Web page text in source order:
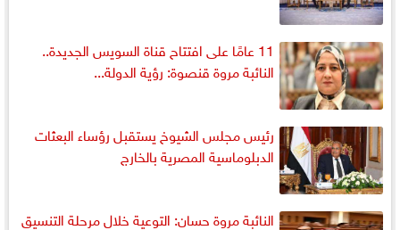
11 عامًا على افتتاح قناة السويس الجديدة..
النائبة مروة قنصوة: رؤية الدولة...
رئيس مجلس الشيوخ يستقبل رؤساء البعثات
الدبلوماسية المصرية بالخارج
النائبة مروة حسان: التوعية خلال مرحلة التنسيق